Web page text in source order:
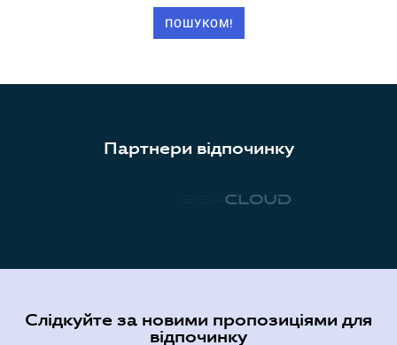
ПОШУКОМ!
Партнери відпочинку
Слідкуйте за новими пропозиціями для
відпочинку